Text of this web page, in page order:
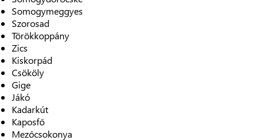
Somogymeggyes
Szorosad
Törökkoppány
Zics
Kiskorpád
Csököly
Gige
Jákó
Kadarkút
Kaposfő
Mezőcsokonya